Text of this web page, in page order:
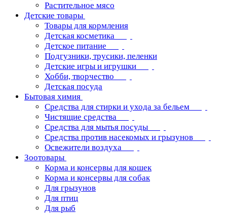
Растительное мясо
Детские товары
Товары для кормления
Детская косметика
Детское питание
Подгузники, трусики, пеленки
Детские игры и игрушки
Хобби, творчество
Детская посуда
Бытовая химия
Средства для стирки и ухода за бельем
Чистящие средства
Средства для мытья посуды
Средства против насекомых и грызунов
Освежители воздуха
Зоотовары
Корма и консервы для кошек
Корма и консервы для собак
Для грызунов
Для птиц
Для рыб